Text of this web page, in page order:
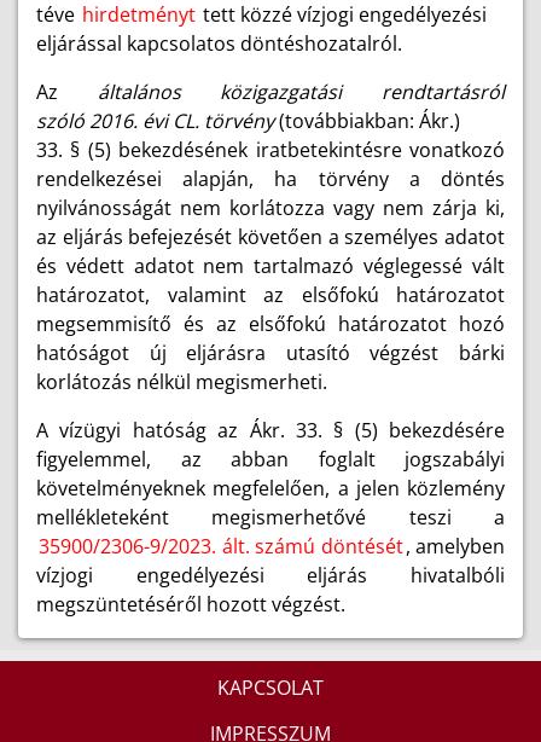
téve hirdetményt tett közzé vízjogi engedélyezési
eljárással kapcsolatos döntéshozatalról.
Az általános közigazgatási rendtartásról
szóló 2016. évi CL. törvény(továbbiakban: Ákr.)
33. § (5) bekezdésének iratbetekintésre vonatkozó
rendelkezései alapján, ha törvény a döntés
nyilvánosságát nem korlátozza vagy nem zárja ki,
az eljárás befejezését követően a személyes adatot
és védett adatot nem tartalmazó véglegessé vált
határozatot, valamint az elsőfokú határozatot
megsemmisítő és az elsőfokú határozatot hozó
hatóságot új eljárásra utasító végzést bárki
korlátozás nélkül megismerheti.
A vízügyi hatóság az Ákr. 33. § (5) bekezdésére
figyelemmel, az abban foglalt jogszabályi
követelményeknek megfelelően, a jelen közlemény
mellékleteként megismerhetővé teszi a
35900/2306-9/2023. ált. számú döntését, amelyben
vízjogi engedélyezési eljárás hivatalbóli
megszüntetéséről hozott végzést.
KAPCSOLAT
IMPRESSZUM